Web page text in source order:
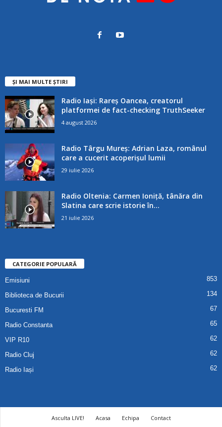
ȘI MAI MULTE ȘTIRI
Radio Iași: Rareș Oancea, creatorul
platformei de fact-checking TruthSeeker
4 august 2026
Radio Târgu Mureș: Adrian Laza, românul
care a cucerit acoperișul lumii
29 iulie 2026
Radio Oltenia: Carmen Ioniță, tânăra din
Slatina care scrie istorie în...
21 iulie 2026
CATEGORIE POPULARĂ
Emisiuni 853
Biblioteca de Bucurii 134
Bucuresti FM 67
Radio Constanta 65
VIP R10 62
Radio Cluj 62
Radio Iași 62
Asculta LIVE! Acasa Echipa Contact